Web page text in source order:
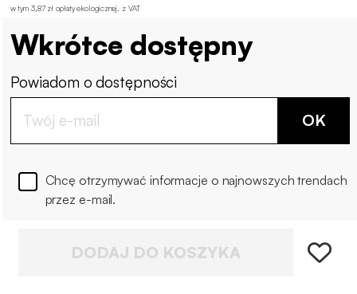
w tym 3,87 zł opłaty ekologicznej z VAT
Wkrótce dostępny
Powiadom o dostępności
OK
Chcę otrzymywać informacje o najnowszych trendach
przez e-mail.
DODAJ DO KOSZYKA